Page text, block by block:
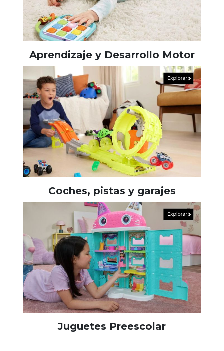
Aprendizaje y Desarrollo Motor
Coches, pistas y garajes
Juguetes Preescolar